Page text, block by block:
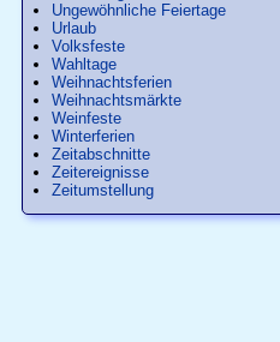
Ungewöhnliche Feiertage
Urlaub
Volksfeste
Wahltage
Weihnachtsferien
Weihnachtsmärkte
Weinfeste
Winterferien
Zeitabschnitte
Zeitereignisse
Zeitumstellung